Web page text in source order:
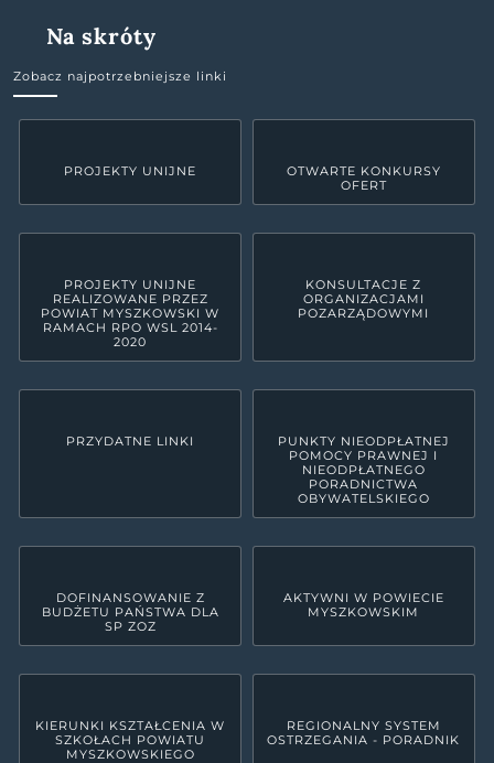
Na skróty
Zobacz najpotrzebniejsze linki
PROJEKTY UNIJNE
OTWARTE KONKURSY
OFERT
PROJEKTY UNIJNE
REALIZOWANE PRZEZ
POWIAT MYSZKOWSKI W
RAMACH RPO WSL 2014-
2020
KONSULTACJE Z
ORGANIZACJAMI
POZARZĄDOWYMI
PRZYDATNE LINKI
PUNKTY NIEODPŁATNEJ
POMOCY PRAWNEJ I
NIEODPŁATNEGO
PORADNICTWA
OBYWATELSKIEGO
DOFINANSOWANIE Z
BUDŻETU PAŃSTWA DLA
SP ZOZ
AKTYWNI W POWIECIE
MYSZKOWSKIM
KIERUNKI KSZTAŁCENIA W
SZKOŁACH POWIATU
MYSZKOWSKIEGO
REGIONALNY SYSTEM
OSTRZEGANIA - PORADNIK